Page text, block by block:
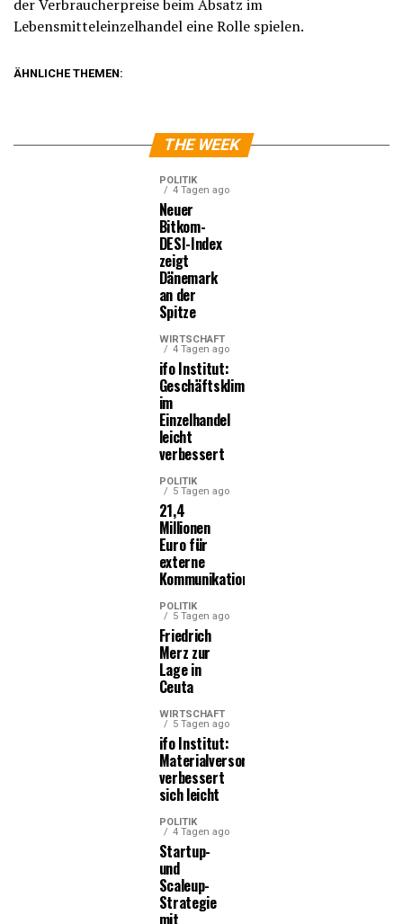
der Verbraucherpreise beim Absatz im
Lebensmitteleinzelhandel eine Rolle spielen.
ÄHNLICHE THEMEN:
THE WEEK
POLITIK
4 Tagen ago
Neuer
Bitkom-
DESI-Index
zeigt
Dänemark
an der
Spitze
WIRTSCHAFT
4 Tagen ago
ifo Institut:
Geschäftsklima
im
Einzelhandel
leicht
verbessert
POLITIK
5 Tagen ago
21,4
Millionen
Euro für
externe
Kommunikationsleistungen
POLITIK
5 Tagen ago
Friedrich
Merz zur
Lage in
Ceuta
WIRTSCHAFT
5 Tagen ago
ifo Institut:
Materialversorgung
verbessert
sich leicht
POLITIK
4 Tagen ago
Startup-
und
Scaleup-
Strategie
mit